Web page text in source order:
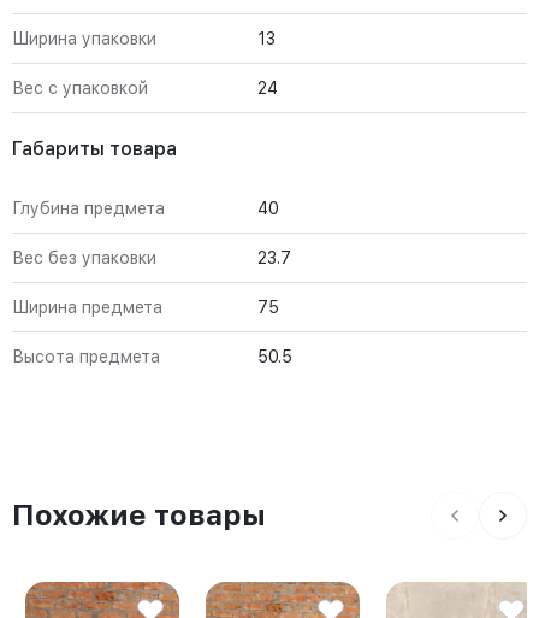
Ширина упаковки 13
Вес с упаковкой 24
Габариты товара
Глубина предмета 40
Вес без упаковки 23.7
Ширина предмета 75
Высота предмета 50.5
Похожие товары